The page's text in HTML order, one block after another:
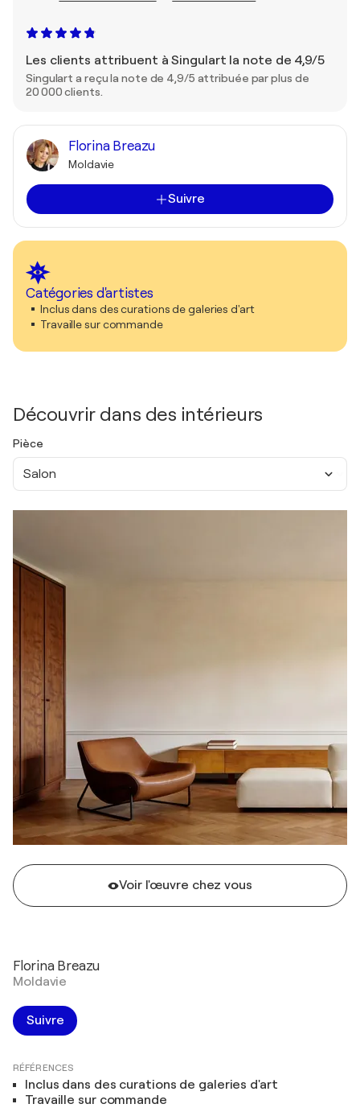
Les clients attribuent à Singulart la note de 4,9/5
Singulart a reçu la note de 4,9/5 attribuée par plus de
20 000 clients.
Florina Breazu
Moldavie
Suivre
Catégories d'artistes
Inclus dans des curations de galeries d'art
Travaille sur commande
Découvrir dans des intérieurs
Pièce
Salon
Voir l'œuvre chez vous
Florina Breazu
Moldavie
Suivre
RÉFÉRENCES
Inclus dans des curations de galeries d'art
Travaille sur commande